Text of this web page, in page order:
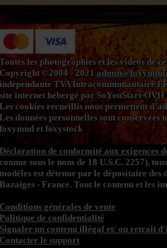
Toutes les photographies et les vidéos de
Copyright ©2004 - 2021
indépendante TVA Intracommunautaire
site internet hébergé par SoYouStart-
Les cookies recueillis nous permettent
Les données personnelles sont
foxymud et foxystock
Déclaration de conformité aux exigences
connue sous le nom de 18 U.S.C. 2257),
modèles est détenue par le dépositaire
Bazaiges - France. Tout le contenu et les
Conditions générales de vente
Politique de confidentialité
Signaler un contenu illégal et/ ou retrait
Contacter le support